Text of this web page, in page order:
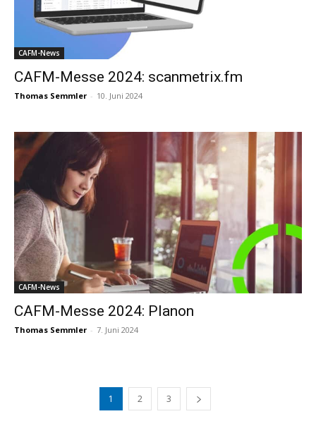
CAFM-News
CAFM-Messe 2024: scanmetrix.fm
Thomas Semmler - 10. Juni 2024
CAFM-News
CAFM-Messe 2024: Planon
Thomas Semmler - 7. Juni 2024
1 2 3